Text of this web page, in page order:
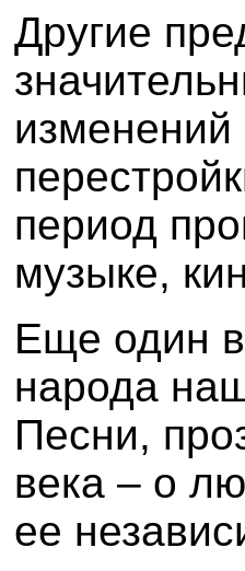
Другие
изменений
период
музыке,
Еще один
народа
Песни,
века – о
ее